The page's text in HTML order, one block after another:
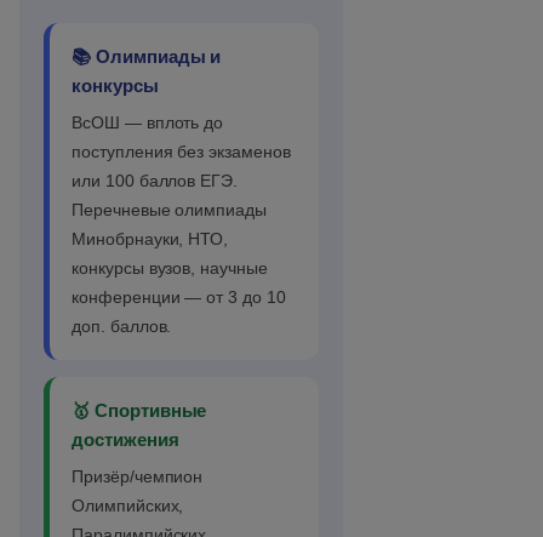
📚 Олимпиады и
конкурсы
ВсОШ — вплоть до
поступления без экзаменов
или 100 баллов ЕГЭ.
Перечневые олимпиады
Минобрнауки, НТО,
конкурсы вузов, научные
конференции — от 3 до 10
доп. баллов.
🥇 Спортивные
достижения
Призёр/чемпион
Олимпийских,